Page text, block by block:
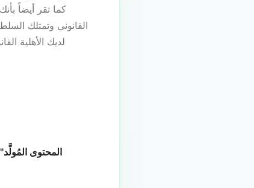
القانوني وتمتلك
لديك الأهلية
"المحتوى